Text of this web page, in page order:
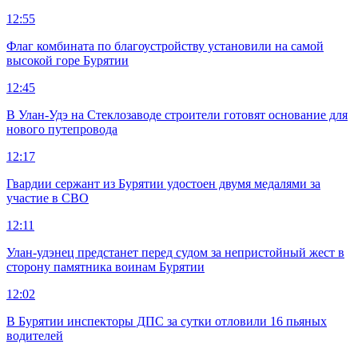
12:55
Флаг комбината по благоустройству установили на самой
высокой горе Бурятии
12:45
В Улан-Удэ на Стеклозаводе строители готовят основание для
нового путепровода
12:17
Гвардии сержант из Бурятии удостоен двумя медалями за
участие в СВО
12:11
Улан-удэнец предстанет перед судом за непристойный жест в
сторону памятника воинам Бурятии
12:02
В Бурятии инспекторы ДПС за сутки отловили 16 пьяных
водителей